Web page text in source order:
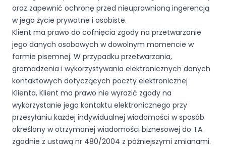
oraz zapewnić ochronę przed nieuprawnioną ingerencją
w jego życie prywatne i osobiste.
Klient ma prawo do cofnięcia zgody na przetwarzanie
jego danych osobowych w dowolnym momencie w
formie pisemnej. W przypadku przetwarzania,
gromadzenia i wykorzystywania elektronicznych danych
kontaktowych dotyczących poczty elektronicznej
Klienta, Klient ma prawo nie wyrazić zgody na
wykorzystanie jego kontaktu elektronicznego przy
przesyłaniu każdej indywidualnej wiadomości w sposób
określony w otrzymanej wiadomości biznesowej do TA
zgodnie z ustawą nr 480/2004 z późniejszymi zmianami.